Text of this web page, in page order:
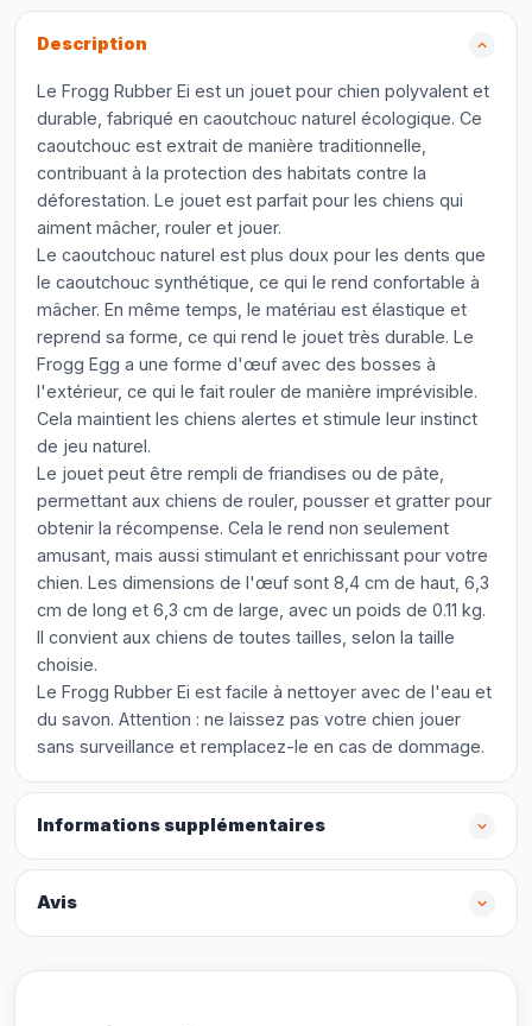
Description
Le Frogg Rubber Ei est un jouet pour chien polyvalent et
durable, fabriqué en caoutchouc naturel écologique. Ce
caoutchouc est extrait de manière traditionnelle,
contribuant à la protection des habitats contre la
déforestation. Le jouet est parfait pour les chiens qui
aiment mâcher, rouler et jouer.
Le caoutchouc naturel est plus doux pour les dents que
le caoutchouc synthétique, ce qui le rend confortable à
mâcher. En même temps, le matériau est élastique et
reprend sa forme, ce qui rend le jouet très durable. Le
Frogg Egg a une forme d'œuf avec des bosses à
l'extérieur, ce qui le fait rouler de manière imprévisible.
Cela maintient les chiens alertes et stimule leur instinct
de jeu naturel.
Le jouet peut être rempli de friandises ou de pâte,
permettant aux chiens de rouler, pousser et gratter pour
obtenir la récompense. Cela le rend non seulement
amusant, mais aussi stimulant et enrichissant pour votre
chien. Les dimensions de l'œuf sont 8,4 cm de haut, 6,3
cm de long et 6,3 cm de large, avec un poids de 0.11 kg.
Il convient aux chiens de toutes tailles, selon la taille
choisie.
Le Frogg Rubber Ei est facile à nettoyer avec de l'eau et
du savon. Attention : ne laissez pas votre chien jouer
sans surveillance et remplacez-le en cas de dommage.
Informations supplémentaires
Avis